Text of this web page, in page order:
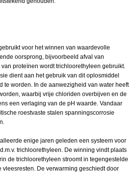
voor het winnen van waardevolle
oorsprong, bijvoorbeeld afval van
proteïnen wordt trichloorethyleen gebruikt.
dient aan het gebruik van dit oplosmiddel
te worden. In de aanwezigheid van water heeft
waarbij vrije chloriden overbijven en de
een verlaging van de pH waarde. Vandaar
roestvaste stalen spanningscorrosie
enige jaren geleden een systeem voor
trichloorethyleen. De winning vindt plaats
de trichloorethyleen stroomt in tegengestelde
vleesresten. De verwarming geschiedt door